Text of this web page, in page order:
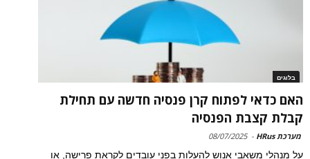
בלוגים
האם כדאי לפתוח קרן פנסיה חדשה עם תחילת
קבלת קצבת הפנסיה
מערכת HRus -
08/07/2025
על מנהלי משאבי אנוש להעלות בפני עובדים לקראת פרישה, או